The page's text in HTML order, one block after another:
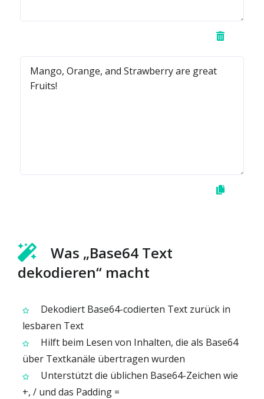
Was „Base64 Text
dekodieren“ macht
Dekodiert Base64-codierten Text zurück in
lesbaren Text
Hilft beim Lesen von Inhalten, die als Base64
über Textkanäle übertragen wurden
Unterstützt die üblichen Base64-Zeichen wie
+, / und das Padding =